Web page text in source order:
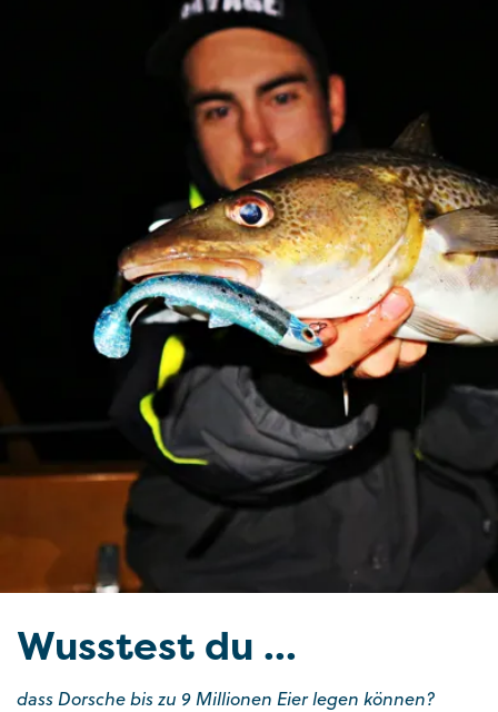
Wusstest du ...
dass Dorsche bis zu 9 Millionen Eier legen können?